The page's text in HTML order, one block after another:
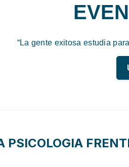
“La gente exitosa estudia
PSICOLOGIA